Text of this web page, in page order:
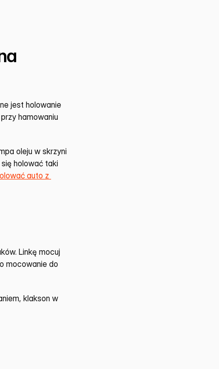
jest holowanie
hamowaniu
oleju w skrzyni
holować taki
auto z
Linkę mocuj
mocowanie do
klakson w